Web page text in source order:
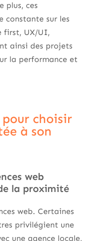
plus, ces
constante sur les
first, UX/UI,
ainsi des projets
la performance et
pour choisir
à son
web
la proximité
web. Certaines
privilégient une
une agence locale,